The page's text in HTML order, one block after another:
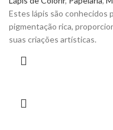
Estes lápis são conhecidos
pigmentação rica,
suas criações artísticas.